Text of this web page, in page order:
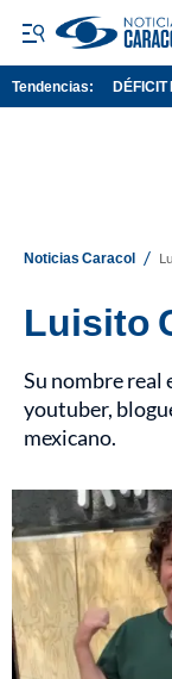
Tendencias: DÉFICIT
Noticias Caracol /
Luisito
Su nombre real
youtuber,
mexicano.